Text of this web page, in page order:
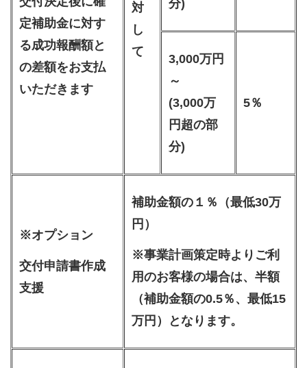
定補助金に対す
る成功報酬額と
の差額をお支払
いただきます
対
し
て
分)
3,000万円
～
(3,000万
円超の部
分)
5％
※オプション
交付申請書作成
支援
補助金額の１％（最低30万
円）
※事業計画策定時よりご利
用のお客様の場合は、半額
（補助金額の0.5％、最低15
万円）となります。